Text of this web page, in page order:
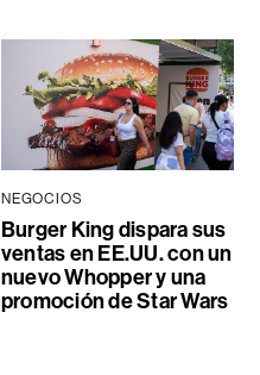
NEGOCIOS
Burger King dispara sus
ventas en EE.UU. con un
nuevo Whopper y una
promoción de Star Wars